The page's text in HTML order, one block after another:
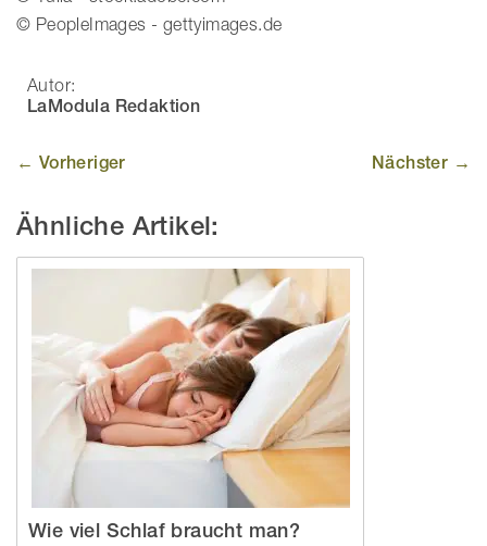
© PeopleImages - gettyimages.de
Autor:
LaModula Redaktion
← Vorheriger Nächster →
Ähnliche Artikel:
Wie viel Schlaf braucht man?